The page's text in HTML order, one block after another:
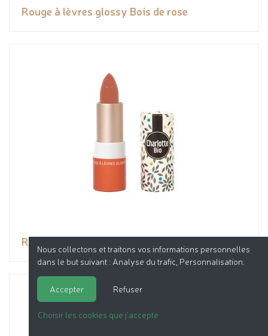
Rouge à lèvres glossy Bois de rose
Rouge à lèvres glossy Nude moka
Nous collectons et traitons vos informations personnelles
dans le but suivant : Analyse du trafic, Personnalisation
Accepter Refuser
Choisir les cookies que j'accepte